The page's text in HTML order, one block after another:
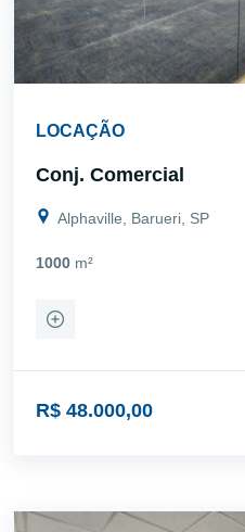
LOCAÇÃO
Conj. Comercial
Alphaville, Barueri, SP
1000 m²
R$ 48.000,00